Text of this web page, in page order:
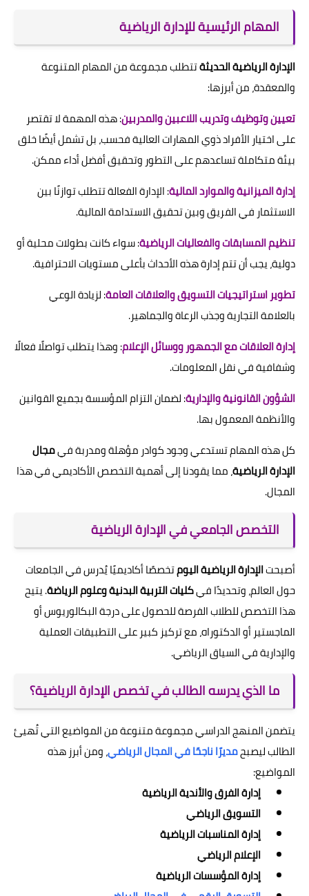
المهام الرئيسية للإدارة الرياضية
الإدارة الرياضية الحديثةتتطلب مجموعة من المهام المتنوعة
والمعقدة، من أبرزها:
تعيين وتوظيف وتدريب اللاعبين والمدربين: هذه المهمة لا تقتصر
على اختيار الأفراد ذوي المهارات العالية فحسب، بل تشمل أيضًا خلق
بيئة متكاملة تساعدهم على التطور وتحقيق أفضل أداء ممكن.
إدارة الميزانية والموارد المالية: الإدارة الفعالة تتطلب توازنًا بين
الاستثمار في الفريق وبين تحقيق الاستدامة المالية.
تنظيم المسابقات والفعاليات الرياضية: سواء كانت بطولات محلية أو
دولية، يجب أن تتم إدارة هذه الأحداث بأعلى مستويات الاحترافية.
تطوير استراتيجيات التسويق والعلاقات العامة: لزيادة الوعي
بالعلامة التجارية وجذب الرعاة والجماهير.
إدارة العلاقات مع الجمهور ووسائل الإعلام: وهذا يتطلب تواصلًا فعالًا
وشفافية في نقل المعلومات.
الشؤون القانونية والإدارية: لضمان التزام المؤسسة بجميع القوانين
والأنظمة المعمول بها.
كل هذه المهام تستدعي وجود كوادر مؤهلة ومدربة فيمجال
الإدارة الرياضية، مما يقودنا إلى أهمية التخصص الأكاديمي في هذا
المجال.
التخصص الجامعي في الإدارة الرياضية
أصبحتالإدارة الرياضية اليومتخصصًا أكاديميًا يُدرس في الجامعات
حول العالم، وتحديدًا فيكليات التربية البدنية وعلوم الرياضة. يتيح
هذا التخصص للطلاب الفرصة للحصول على درجة البكالوريوس أو
الماجستير أو الدكتوراه، مع تركيز كبير على التطبيقات العملية
والإدارية في السياق الرياضي.
ما الذي يدرسه الطالب في تخصص الإدارة الرياضية؟
يتضمن المنهج الدراسي مجموعة متنوعة من المواضيع التي تُهيئ
الطالب ليصبحمديرًا ناجحًا في المجال الرياضي، ومن أبرز هذه
المواضيع:
إدارة الفرق والأندية الرياضية
التسويق الرياضي
إدارة المناسبات الرياضية
الإعلام الرياضي
إدارة المؤسسات الرياضية